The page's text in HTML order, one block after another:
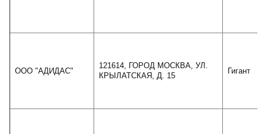
ООО "АДИДАС"
121614, ГОРОД МОСКВА, УЛ.
КРЫЛАТСКАЯ, Д. 15
Гигант